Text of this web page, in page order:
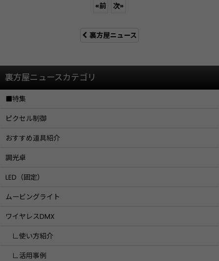
«前 次»
裏方屋ニュース
裏方屋ニュースカテゴリ
■特集
ピクセル制御
おすすめ道具紹介
調光卓
LED（固定）
ムービングライト
ワイヤレスDMX
∟使い方紹介
∟活用事例